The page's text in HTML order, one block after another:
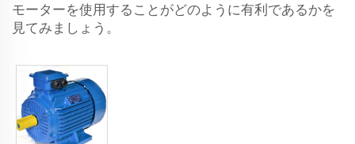
モーターを使用することがどのように有利であるかを
見てみましょう。